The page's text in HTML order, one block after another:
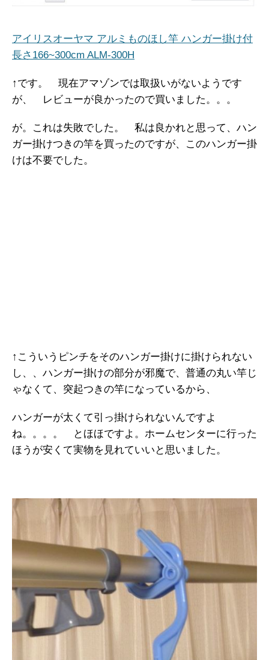
アイリスオーヤマ アルミものほし竿 ハンガー掛け付
長さ166~300cm ALM-300H
↑です。 現在アマゾンでは取扱いがないようです
が、 レビューが良かったので買いました。。。
が。これは失敗でした。 私は良かれと思って、ハン
ガー掛けつきの竿を買ったのですが、このハンガー掛
けは不要でした。
↑こういうピンチをそのハンガー掛けに掛けられない
し、、ハンガー掛けの部分が邪魔で、普通の丸い竿じ
ゃなくて、突起つきの竿になっているから、
ハンガーが太くて引っ掛けられないんですよ
ね。。。。 とほほですよ。ホームセンターに行った
ほうが安くて実物を見れていいと思いました。